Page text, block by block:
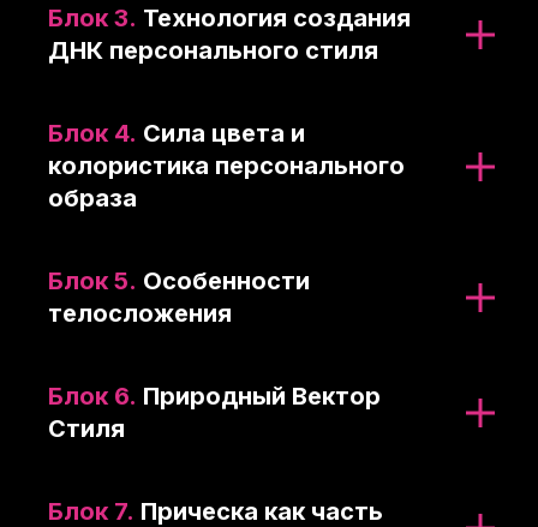
Блок 3. Технология создания
ДНК персонального стиля
Блок 4. Сила цвета и
колористика персонального
образа
Блок 5. Особенности
телосложения
Блок 6. Природный Вектор
Стиля
Блок 7. Прическа как часть